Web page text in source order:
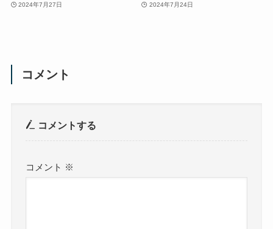
2024年7月27日 2024年7月24日
コメント
コメントする
コメント ※